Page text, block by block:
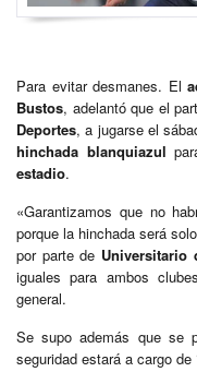
Para evitar desmanes. El
Bustos, adelantó que el
Deportes, a jugarse el
hinchada blanquiazul
estadio.
«Garantizamos que no
porque la hinchada será
por parte de Universitario
iguales para ambos
general.
Se supo además que se
seguridad estará a cargo de